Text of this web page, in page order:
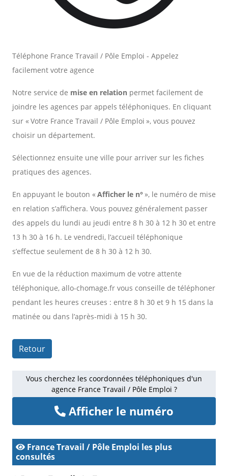
Téléphone France Travail / Pôle Emploi - Appelez
facilement votre agence
Notre service de mise en relation permet facilement de
joindre les agences par appels téléphoniques. En cliquant
sur « Votre France Travail / Pôle Emploi », vous pouvez
choisir un département.
Sélectionnez ensuite une ville pour arriver sur les fiches
pratiques des agences.
En appuyant le bouton « Afficher le n°», le numéro de mise
en relation s’affichera. Vous pouvez généralement passer
des appels du lundi au jeudi entre 8 h 30 à 12 h 30 et entre
13 h 30 à 16 h. Le vendredi, l’accueil téléphonique
s’effectue seulement de 8 h 30 à 12 h 30.
En vue de la réduction maximum de votre attente
téléphonique, allo-chomage.fr vous conseille de téléphoner
pendant les heures creuses : entre 8 h 30 et 9 h 15 dans la
matinée ou dans l’après-midi à 15 h 30.
Retour
Vous cherchez les coordonnées téléphoniques d'un
agence France Travail / Pôle Emploi ?
Afficher le numéro
France Travail / Pôle Emploi les plus
consultés